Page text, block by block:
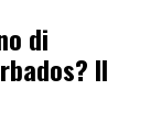
di
Il